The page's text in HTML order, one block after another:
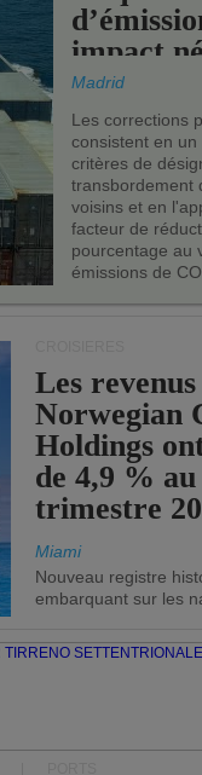
impact
les ports
Madrid
Les corrections
consistent en
critères de
transbordement
voisins et en
facteur de
pourcentage au
émissions de
Les
Norwegian
Holdings
de 4,9 %
trimestre
Miami
Nouveau registre
embarquant sur les